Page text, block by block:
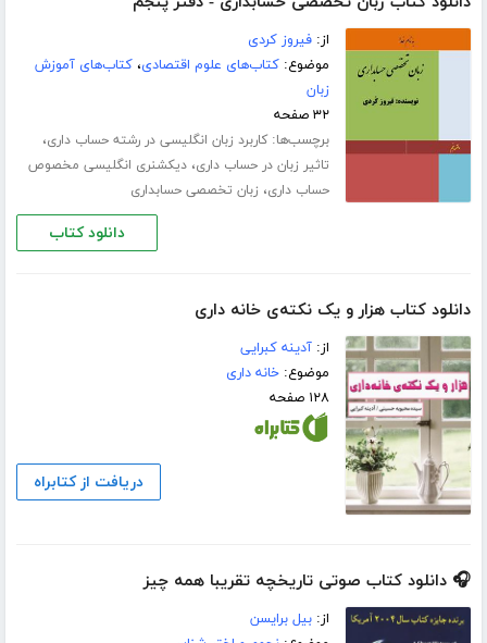
از:فیروز کردی
موضوع:کتاب‌های علوم اقتصادی،کتاب‌های آموزش
زبان
۳۲ صفحه
برچسب‌ها:کاربرد زبان انگلیسی در رشته حساب داری،
تاثیر زبان در حساب داری،دیکشنری انگلیسی مخصوص
حساب داری، زبان تخصصی حسابداری
دانلود کتاب
دانلود کتاب هزار و یک نکته‌ی خانه داری
از:آدینه کبرایی
موضوع:خانه داری
۱۲۸ صفحه
دریافت از کتابراه
🎧 دانلود کتاب صوتی تاریخچه‌ تقریبا همه چیز
از:بیل برایسن